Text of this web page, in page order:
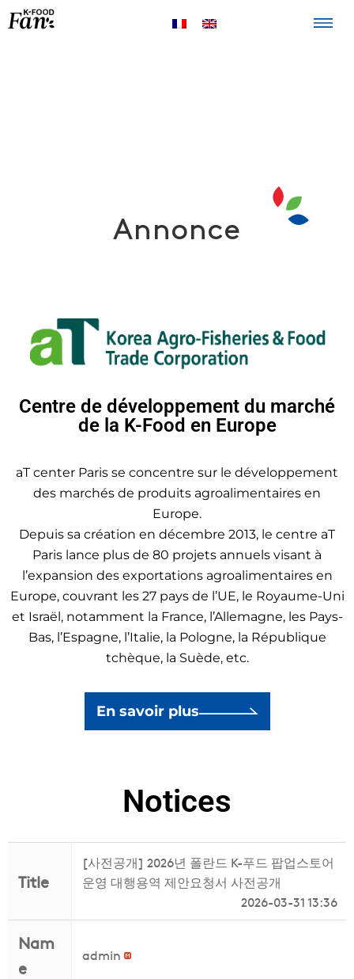
Annonce
Centre de développement du marché
de la K-Food en Europe
aT center Paris se concentre sur le développement
des marchés de produits agroalimentaires en
Europe.
Depuis sa création en décembre 2013, le centre aT
Paris lance plus de 80 projets annuels visant à
l’expansion des exportations agroalimentaires en
Europe, couvrant les 27 pays de l’UE, le Royaume-Uni
et Israël, notamment la France, l’Allemagne, les Pays-
Bas, l’Espagne, l’Italie, la Pologne, la République
tchèque, la Suède, etc.
En savoir plus
Notices
Title
[사전공개] 2026년 폴란드 K-푸드 팝업스토어
운영 대행용역 제안요청서 사전공개
2026-03-31 13:36
Nam
e
admin